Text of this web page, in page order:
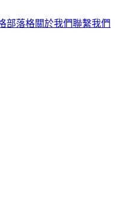
部落格關於我們聯繫我們